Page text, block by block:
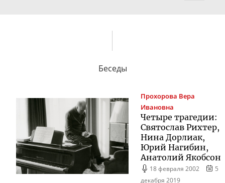
Беседы
Прохорова Вера
Ивановна
Четыре трагедии:
Святослав Рихтер,
Нина Дорлиак,
Юрий Нагибин,
Анатолий Якобсон
18 февраля 2002
5
декабря 2019